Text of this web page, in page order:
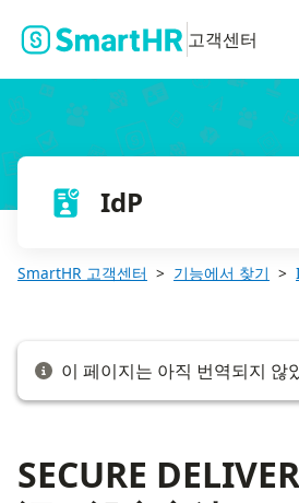
고객센터
IdP
SmartHR 고객센터 기능에서 찾기
이 페이지는 아직 번역되지 않
SECURE